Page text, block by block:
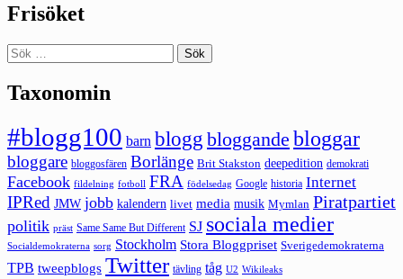
Frisöket
Sök
efter:
Taxonomin
#blogg100 barn blogg bloggande bloggar
bloggare bloggosfären Borlänge Brit Stakston deepedition demokrati
Facebook fildelning fotboll FRA födelsedag Google historia Internet
IPRed JMW jobb kalendern livet media musik Mymlan Piratpartiet
politik präst Same Same But Different SJ sociala medier
Socialdemokraterna sorg Stockholm Stora Bloggpriset Sverigedemokraterna
TPB tweepblogs Twitter tävling tåg U2 Wikileaks